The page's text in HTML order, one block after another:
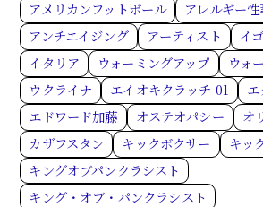
アメリカンフットボール
アレルギー
アンチエイジング
アーティスト
イ
イタリア
ウォーミングアップ
ウォ
ウクライナ
エイオキクラッチ 01
エドワード加藤
オステオパシー
オ
カザフスタン
キックボクサー
キッ
キングオブパンクラシスト
キング・オブ・パンクラシスト